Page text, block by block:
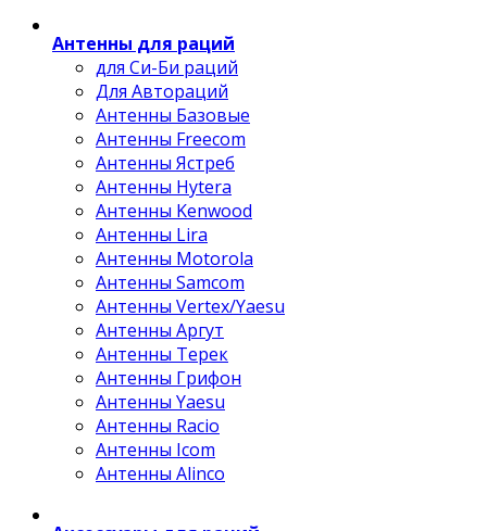
Антенны для раций
для Си-Би раций
Для Автораций
Антенны Базовые
Антенны Freecom
Антенны Ястреб
Антенны Hytera
Антенны Kenwood
Антенны Lira
Антенны Motorola
Антенны Samcom
Антенны Vertex/Yaesu
Антенны Аргут
Антенны Терек
Антенны Грифон
Антенны Yaesu
Антенны Racio
Антенны Icom
Антенны Alinco